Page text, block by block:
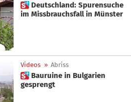
 Deutschland: Spurensuche
im Missbrauchsfall in Münster
Videos » Abriss
 Bauruine in Bulgarien
gesprengt